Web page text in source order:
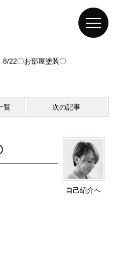
8/22〇お部屋塗装〇
覧 次の記事
自己紹介へ